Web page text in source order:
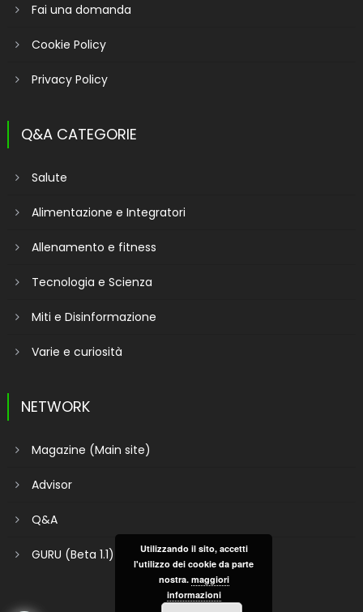
Fai una domanda
Cookie Policy
Privacy Policy
Q&A CATEGORIE
Salute
Alimentazione e Integratori
Allenamento e fitness
Tecnologia e Scienza
Miti e Disinformazione
Varie e curiosità
NETWORK
Magazine (Main site)
Advisor
Q&A
GURU (Beta 1.1)
Utilizzando il sito, accetti
l'utilizzo dei cookie da parte
nostra. maggiori
informazioni